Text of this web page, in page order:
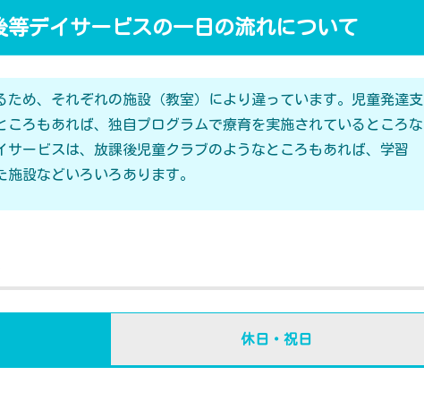
等デイサービスの一日の流れについて
ため、それぞれの施設（教室）により違っています。児童発達支
ころもあれば、独自プログラムで療育を実施されているところな
サービスは、放課後児童クラブのようなところもあれば、学習
設などいろいろあります。
休日・祝日